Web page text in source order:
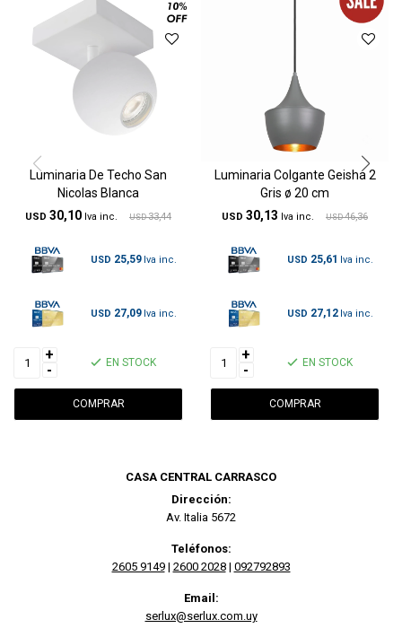
Luminaria De Techo San
Nicolas Blanca
USD 30,10 USD 33,44
USD 25,59
USD 27,09
+
-
EN STOCK
Luminaria Colgante Geisha 2
Gris ø 20 cm
USD 30,13 USD 46,36
USD 25,61
USD 27,12
+
-
EN STOCK
CASA CENTRAL CARRASCO
Dirección:
Av. Italia 5672
Teléfonos:
2605 9149| 2600 2028| 092792893
Email:
serlux@serlux.com.uy